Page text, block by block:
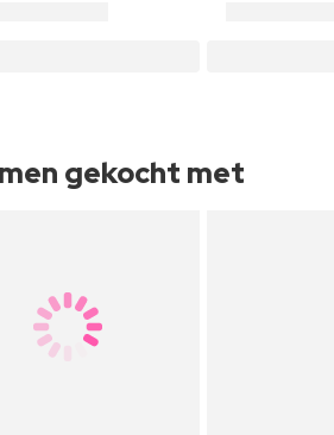
gekocht met